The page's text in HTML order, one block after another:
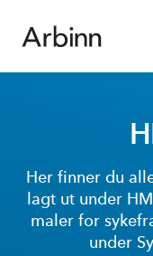
Her finner du
lagt ut under
maler for
under